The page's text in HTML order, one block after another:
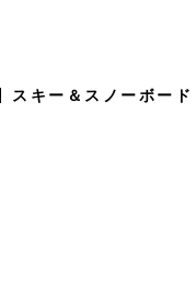
スキー＆スノーボード